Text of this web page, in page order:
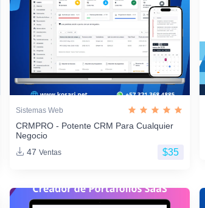
Sistemas Web
CRMPRO - Potente CRM Para Cualquier
Negocio
47 Ventas $35